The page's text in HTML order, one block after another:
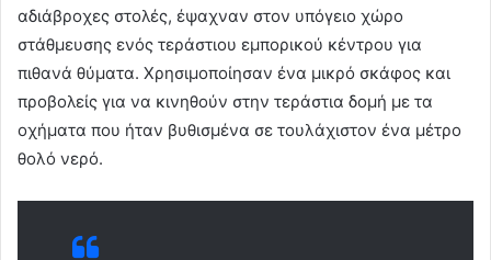
αδιάβροχες στολές, έψαχναν στον υπόγειο χώρο
στάθμευσης ενός τεράστιου εμπορικού κέντρου για
πιθανά θύματα. Χρησιμοποίησαν ένα μικρό σκάφος και
προβολείς για να κινηθούν στην τεράστια δομή με τα
οχήματα που ήταν βυθισμένα σε τουλάχιστον ένα μέτρο
θολό νερό.